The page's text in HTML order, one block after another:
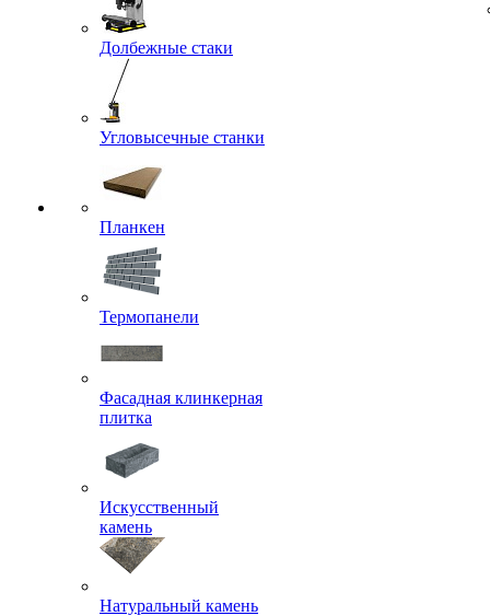
Долбежные стаки
Угловысечные станки
Планкен
Термопанели
Фасадная клинкерная
плитка
Искусственный
камень
Натуральный камень